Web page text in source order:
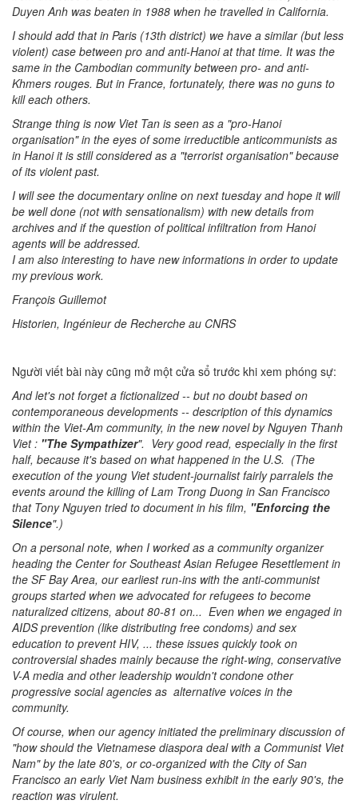
Duyen Anh was beaten in 1988 when he travelled in California.
I should add that in Paris (13th district) we have a similar (but less
violent) case between pro and anti-Hanoi at that time. It was the
same in the Cambodian community between pro- and anti-
Khmers rouges. But in France, fortunately, there was no guns to
kill each others.
Strange thing is now Viet Tan is seen as a "pro-Hanoi
organisation" in the eyes of some irreductible anticommunists as
in Hanoi it is still considered as a "terrorist organisation" because
of its violent past.
I will see the documentary online on next tuesday and hope it will
be well done (not with sensationalism) with new details from
archives and if the question of political infiltration from Hanoi
agents will be addressed.
I am also interesting to have new informations in order to update
my previous work.
François Guillemot
Historien, Ingénieur de Recherche au CNRS
Người viết bài này cũng mở một cửa sổ trước khi xem phóng sự:
And let's not forget a fictionalized -- but no doubt based on
contemporaneous developments -- description of this dynamics
within the Viet-Am community, in the new novel by Nguyen Thanh
Viet : "The Sympathizer". Very good read, especially in the first
half, because it's based on what happened in the U.S. (The
execution of the young Viet student-journalist fairly parralels the
events around the killing of Lam Trong Duong in San Francisco
that Tony Nguyen tried to document in his film, "Enforcing the
Silence".)
On a personal note, when I worked as a community organizer
heading the Center for Southeast Asian Refugee Resettlement in
the SF Bay Area, our earliest run-ins with the anti-communist
groups started when we advocated for refugees to become
naturalized citizens, about 80-81 on... Even when we engaged in
AIDS prevention (like distributing free condoms) and sex
education to prevent HIV, ... these issues quickly took on
controversial shades mainly because the right-wing, conservative
V-A media and other leadership wouldn't condone other
progressive social agencies as alternative voices in the
community.
Of course, when our agency initiated the preliminary discussion of
"how should the Vietnamese diaspora deal with a Communist Viet
Nam" by the late 80's, or co-organized with the City of San
Francisco an early Viet Nam business exhibit in the early 90's, the
reaction was virulent.